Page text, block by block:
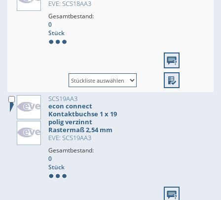
EVE: SCS18AA3
Gesamtbestand:
0
Stück
SCS19AA3
econ connect
Kontaktbuchse 1 x 19
polig verzinnt
Rastermaß 2,54 mm
EVE: SCS19AA3
Gesamtbestand:
0
Stück